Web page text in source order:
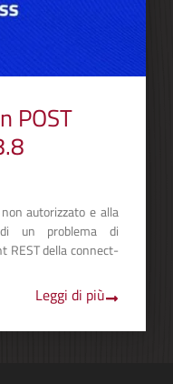
POST
autorizzato e alla
un problema di
REST della connect-
Leggi di più